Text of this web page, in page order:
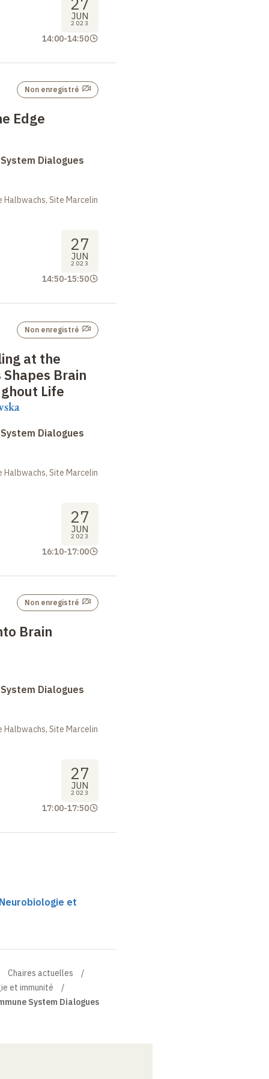
JUN
2023
14:00-14:50
Edge
Non enregistré
Dialogues
Site Marcelin
27
JUN
2023
14:50-15:50
at the
Brain
Life
Non enregistré
Dialogues
Site Marcelin
27
JUN
2023
16:10-17:00
Brain
Non enregistré
Dialogues
Site Marcelin
27
JUN
2023
17:00-17:50
et
Chaires actuelles
et immunité
System Dialogues